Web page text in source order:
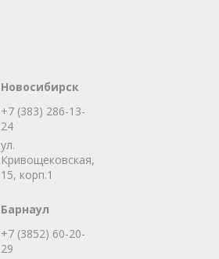
Новосибирск
+7 (383) 286-13-
24
ул.
Кривощековская,
15, корп.1
Барнаул
+7 (3852) 60-20-
29